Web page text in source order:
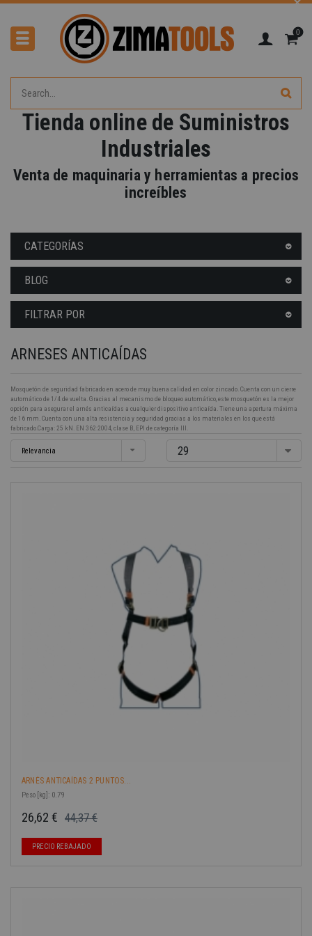
0
Tienda online de Suministros
Industriales
Venta de maquinaria y herramientas a precios
increíbles
CATEGORÍAS
BLOG
FILTRAR POR
ARNESES ANTICAÍDAS
Mosquetón de seguridad fabricado en acero de muy buena calidad en color zincado. Cuenta con un cierre
automático de 1/4 de vuelta. Gracias al mecanismo de bloqueo automático, este mosquetón es la mejor
opción para asegurar el arnés anticaídas a cualquier dispositivo anticaída. Tiene una apertura máxima
de 16 mm. Cuenta con una alta resistencia y seguridad gracias a los materiales en los que está
fabricado.Carga: 25 kN. EN 362:2004, clase B, EPI de categoría lll.
Relevancia 29
ARNÉS ANTICAÍDAS 2 PUNTOS...
Peso [kg]: 0.79
44,37 €
-40%
26,62 €
PRECIO REBAJADO